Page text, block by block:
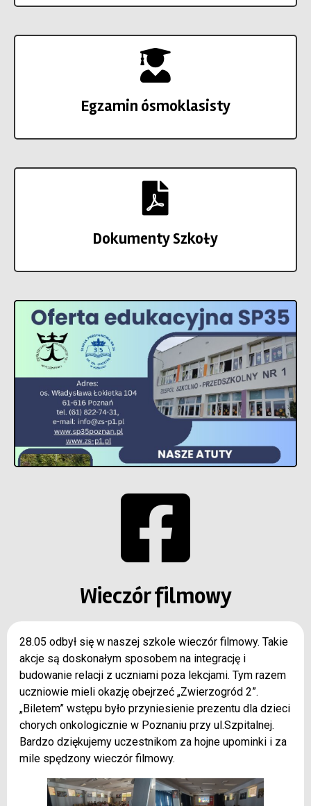
Egzamin ósmoklasisty
Dokumenty Szkoły
Wieczór filmowy
28.05 odbył się w naszej szkole wieczór filmowy. Takie
akcje są doskonałym sposobem na integrację i
budowanie relacji z uczniami poza lekcjami. Tym razem
uczniowie mieli okazję obejrzeć „Zwierzogród 2”.
„Biletem” wstępu było przyniesienie prezentu dla dzieci
chorych onkologicznie w Poznaniu przy ul.Szpitalnej.
Bardzo dziękujemy uczestnikom za hojne upominki i za
mile spędzony wieczór filmowy.